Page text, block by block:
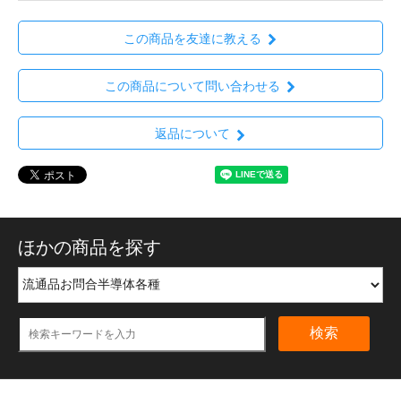
この商品を友達に教える
この商品について問い合わせる
返品について
ほかの商品を探す
検索